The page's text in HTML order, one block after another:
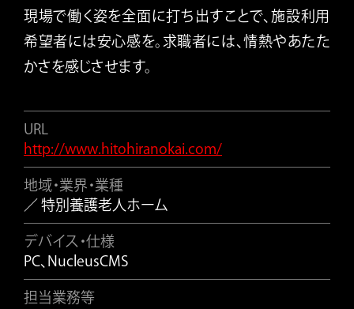
現場で働く姿を全面に打ち出すことで、施設利用
希望者には安心感を。求職者には、情熱やあたた
かさを感じさせます。
URL
http://www.hitohiranokai.com/
地域・業界・業種
／ 特別養護老人ホーム
デバイス・仕様
PC、NucleusCMS
担当業務等